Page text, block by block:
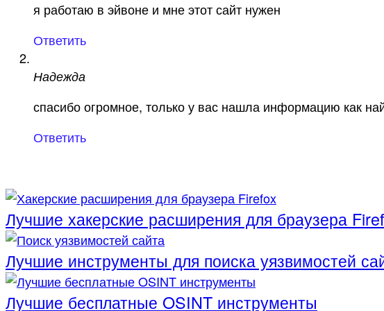
я работаю в эйвоне и мне этот сайт нужен
Ответить
Надежда
спасибо огромное, только у вас нашла информацию как
Ответить
Лучшие хакерские расширения для браузера
Лучшие инструменты для поиска уязвимостей
Лучшие бесплатные OSINT инструменты